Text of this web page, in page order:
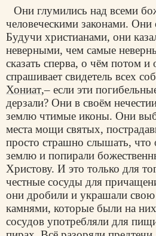
Они глумились над всеми
человеческими законами. Они
Будучи христианами, они
неверными, чем самые
сказать сперва, о чём потом и
спрашивает свидетель всех
Хониат,– если эти
дерзали? Они в своём
землю чтимые иконы. Они
места мощи святых,
просто страшно слышать, что
землю и попирали
Христову. И это только для
честные сосуды для
они дробили и украшали
камнями, которые были на
сосудов употребляли для